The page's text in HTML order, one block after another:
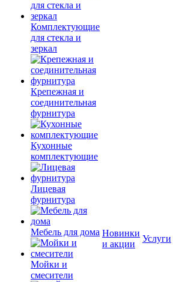
Комплектующие
для стекла и
зеркал
Крепежная и
соединительная
фурнитура
Кухонные
комплектующие
Лицевая
фурнитура
Мебель для дома
Мойки и
смесители
Новинки
и акции
Услуги